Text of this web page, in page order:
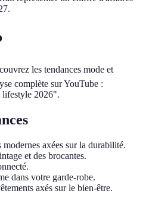
les tendances mode et
complète sur YouTube :
lifestyle 2026".
axées sur la durabilité.
et des brocantes.
dans votre garde-robe.
axés sur le bien-être.